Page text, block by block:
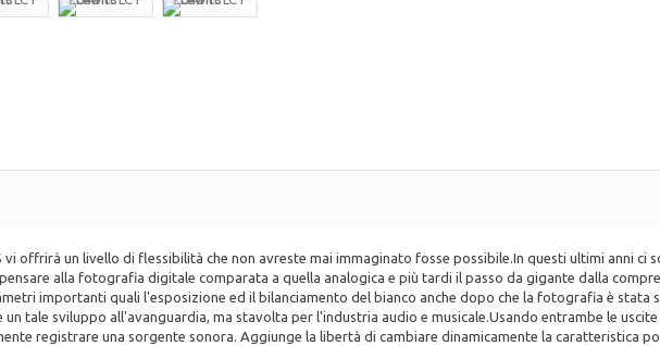
vi offrirà un livello di flessibilità che non avreste mai immaginato fosse possibile.In questi ultimi anni ci
alla fotografia digitale comparata a quella analogica e più tardi il passo da gigante dalla
importanti quali l'esposizione ed il bilanciamento del bianco anche dopo che la fotografia è stata
un tale sviluppo all'avanguardia, ma stavolta per l'industria audio e musicale.Usando entrambe le
registrare una sorgente sonora. Aggiunge la libertà di cambiare dinamicamente la caratteristica